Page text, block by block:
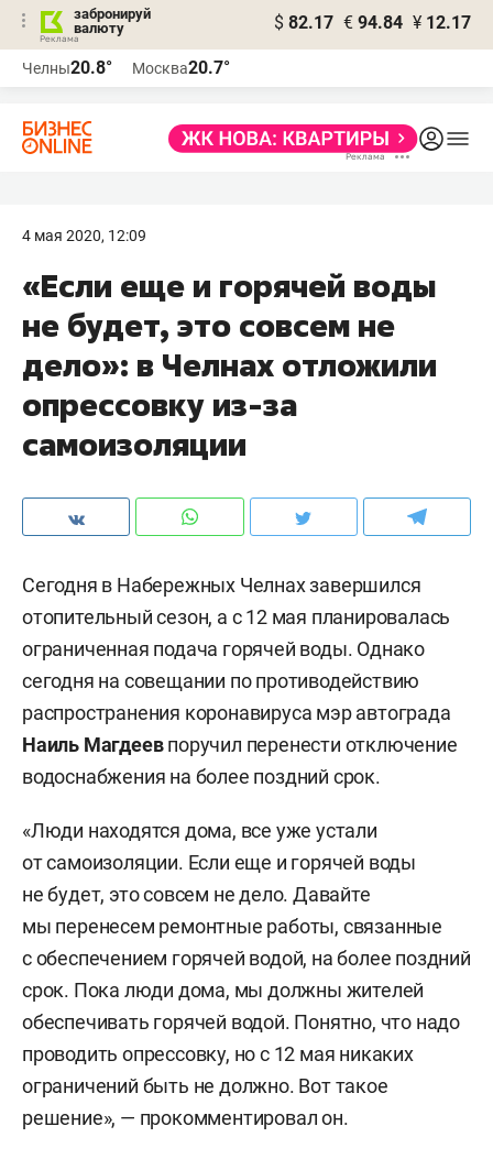
забронируй
валюту
$ 82.17 € 94.84 ¥ 12.17
Челны20.8° Москва20.7°
4 мая 2020, 12:09
«Если еще и горячей воды
не будет, это совсем не
дело»: в Челнах отложили
опрессовку из-за
самоизоляции
Сегодня в Набережных Челнах завершился
отопительный сезон, а с 12 мая планировалась
ограниченная подача горячей воды. Однако
сегодня на совещании по противодействию
распространения коронавируса мэр автограда
Наиль Магдеевпоручил перенести отключение
водоснабжения на более поздний срок.
«Люди находятся дома, все уже устали
от самоизоляции. Если еще и горячей воды
не будет, это совсем не дело. Давайте
мы перенесем ремонтные работы, связанные
с обеспечением горячей водой, на более поздний
срок. Пока люди дома, мы должны жителей
обеспечивать горячей водой. Понятно, что надо
проводить опрессовку, но с 12 мая никаких
ограничений быть не должно. Вот такое
решение», — прокомментировал он.